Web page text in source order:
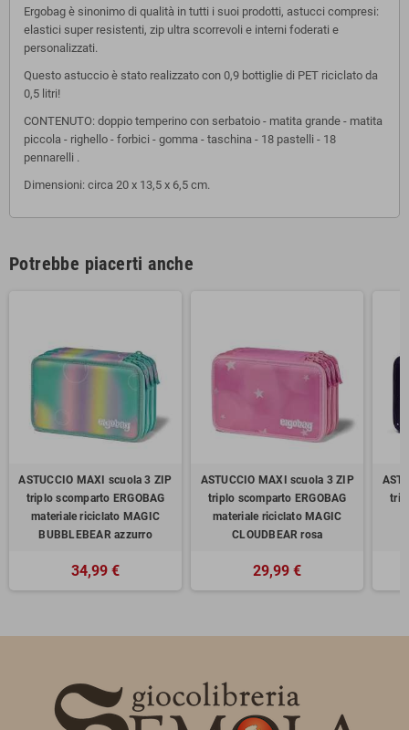
Ergobag è sinonimo di qualità in tutti i suoi prodotti, astucci compresi:
elastici super resistenti, zip ultra scorrevoli e interni foderati e
personalizzati.
Questo astuccio è stato realizzato con 0,9 bottiglie di PET riciclato da
0,5 litri!
CONTENUTO: doppio temperino con serbatoio - matita grande - matita
piccola - righello - forbici - gomma - taschina - 18 pastelli - 18
pennarelli .
Dimensioni: circa 20 x 13,5 x 6,5 cm.
Potrebbe piacerti anche
ASTUCCIO MAXI scuola 3 ZIP
triplo scomparto ERGOBAG
materiale riciclato MAGIC
BUBBLEBEAR azzurro
34,99 €
ASTUCCIO MAXI scuola 3 ZIP
triplo scomparto ERGOBAG
materiale riciclato MAGIC
CLOUDBEAR rosa
29,99 €